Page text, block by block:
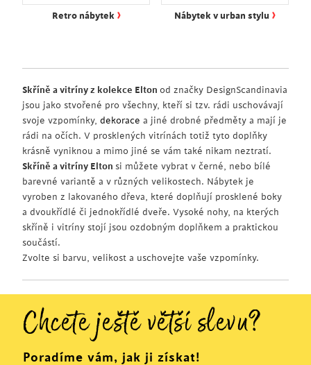
Retro nábytek › Nábytek v urban stylu ›
Skříně a vitríny z kolekce Elton od značky DesignScandinavia
jsou jako stvořené pro všechny, kteří si tzv. rádi uschovávají
svoje vzpomínky, dekorace a jiné drobné předměty a mají je
rádi na očích. V prosklených vitrínách totiž tyto doplňky
krásně vyniknou a mimo jiné se vám také nikam neztratí.
Skříně a vitríny Elton si můžete vybrat v černé, nebo bílé
barevné variantě a v různých velikostech. Nábytek je
vyroben z lakovaného dřeva, které doplňují prosklené boky
a dvoukřídlé či jednokřídlé dveře. Vysoké nohy, na kterých
skříně i vitríny stojí jsou ozdobným doplňkem a praktickou
součástí.
Zvolte si barvu, velikost a uschovejte vaše vzpomínky.
Chcete ještě větší slevu?
Poradíme vám, jak ji získat!